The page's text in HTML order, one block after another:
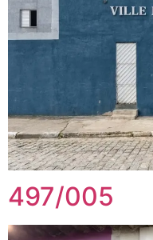
497/005